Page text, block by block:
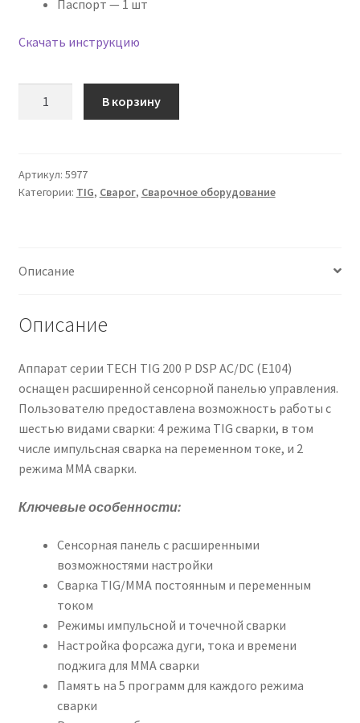
Паспорт — 1 шт
Скачать инструкцию
TECH
TIG
AC/DC
В корзину
Артикул: 5977
Категории: TIG, Сварог, Сварочное оборудование
Описание
Описание
Аппарат серии TECH TIG 200 P DSP AC/DC (E104)
оснащен расширенной сенсорной панелью управления.
Пользователю предоставлена возможность работы с
шестью видами сварки: 4 режима TIG сварки, в том
числе импульсная сварка на переменном токе, и 2
режима MMA сварки.
Ключевые особенности:
Сенсорная панель с расширенными
возможностями настройки
Сварка TIG/ММА постоянным и переменным
током
Режимы импульсной и точечной сварки
Настройка форсажа дуги, тока и времени
поджига для ММА сварки
Память на 5 программ для каждого режима
сварки